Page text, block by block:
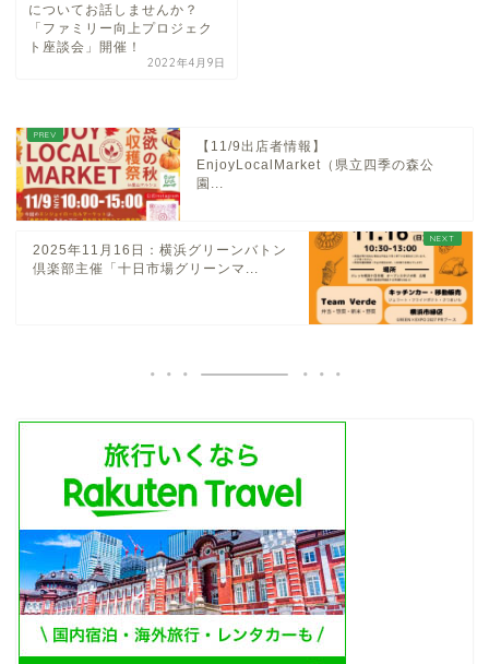
についてお話しませんか？
「ファミリー向上プロジェク
ト座談会」開催！
2022年4月9日
【11/9出店者情報】
EnjoyLocalMarket（県立四季の森公
園...
2025年11月16日：横浜グリーンバトン
倶楽部主催「十日市場グリーンマ...